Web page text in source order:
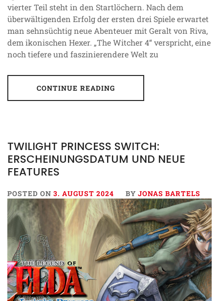
vierter Teil steht in den Startlöchern. Nach dem
überwältigenden Erfolg der ersten drei Spiele erwartet
man sehnsüchtig neue Abenteuer mit Geralt von Riva,
dem ikonischen Hexer. „The Witcher 4“ verspricht, eine
noch tiefere und faszinierendere Welt zu
CONTINUE READING
TWILIGHT PRINCESS SWITCH:
ERSCHEINUNGSDATUM UND NEUE
FEATURES
POSTED ON 3. AUGUST 2024 BY JONAS BARTELS